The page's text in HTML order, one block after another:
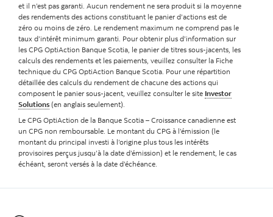
et il n’est pas garanti. Aucun rendement ne sera produit si la moyenne
des rendements des actions constituant le panier d’actions est de
zéro ou moins de zéro. Le rendement maximum ne comprend pas le
taux d’intérêt minimum garanti. Pour obtenir plus d’information sur
les CPG OptiAction Banque Scotia, le panier de titres sous-jacents, les
calculs des rendements et les paiements, veuillez consulter la Fiche
technique du CPG OptiAction Banque Scotia. Pour une répartition
détaillée des calculs du rendement de chacune des actions qui
composent le panier sous-jacent, veuillez consulter le site Investor
Solutions (en anglais seulement).
Le CPG OptiAction de la Banque Scotia – Croissance canadienne est
un CPG non remboursable. Le montant du CPG à l’émission (le
montant du principal investi à l’origine plus tous les intérêts
provisoires perçus jusqu’à la date d’émission) et le rendement, le cas
échéant, seront versés à la date d’échéance.